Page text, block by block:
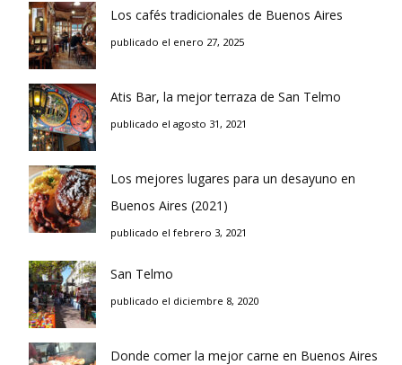
Los cafés tradicionales de Buenos Aires
publicado el enero 27, 2025
Atis Bar, la mejor terraza de San Telmo
publicado el agosto 31, 2021
Los mejores lugares para un desayuno en
Buenos Aires (2021)
publicado el febrero 3, 2021
San Telmo
publicado el diciembre 8, 2020
Donde comer la mejor carne en Buenos Aires